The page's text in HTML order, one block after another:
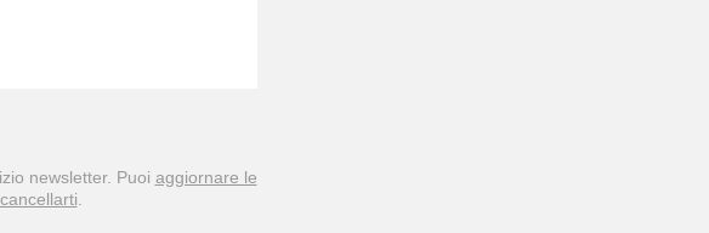
newsletter. Puoi aggiornare le
cancellarti